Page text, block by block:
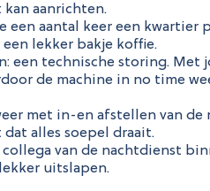
kan aanrichten.
een aantal keer een kwartier
lekker bakje koffie.
een technische storing. Met
de machine in no time
met in-en afstellen van de
alles soepel draait.
collega van de nachtdienst
uitslapen.